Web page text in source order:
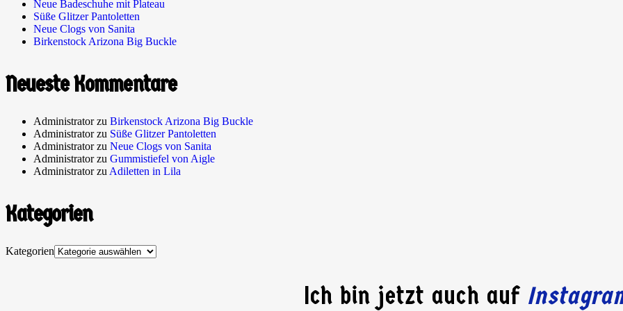
Neue Badeschuhe mit Plateau
Süße Glitzer Pantoletten
Neue Clogs von Sanita
Birkenstock Arizona Big Buckle
Neueste Kommentare
Administratorzu Birkenstock Arizona Big Buckle
Administratorzu Süße Glitzer Pantoletten
Administratorzu Neue Clogs von Sanita
Administratorzu Gummistiefel von Aigle
Administratorzu Adiletten in Lila
Kategorien
Kategorien
Ich bin jetzt auch auf